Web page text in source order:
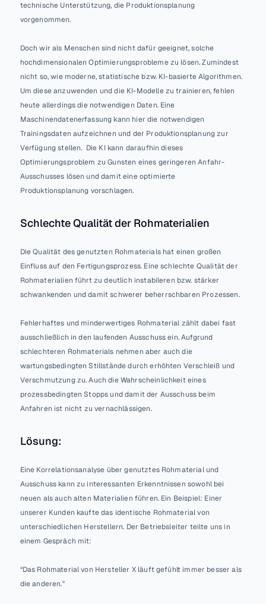
technische Unterstützung, die Produktionsplanung
vorgenommen.
Doch wir als Menschen sind nicht dafür geeignet, solche
hochdimensionalen Optimierungsprobleme zu lösen. Zumindest
nicht so, wie moderne, statistische bzw. KI-basierte Algorithmen.
Um diese anzuwenden und die KI-Modelle zu trainieren, fehlen
heute allerdings die notwendigen Daten. Eine
Maschinendatenerfassung kann hier die notwendigen
Trainingsdaten aufzeichnen und der Produktionsplanung zur
Verfügung stellen.  Die KI kann daraufhin dieses
Optimierungsproblem zu Gunsten eines geringeren Anfahr-
Ausschusses lösen und damit eine optimierte
Produktionsplanung vorschlagen.
Schlechte Qualität der Rohmaterialien
Die Qualität des genutzten Rohmaterials hat einen großen
Einfluss auf den Fertigungsprozess. Eine schlechte Qualität der
Rohmaterialien führt zu deutlich instabileren bzw. stärker
schwankenden und damit schwerer beherrschbaren Prozessen.
Fehlerhaftes und minderwertiges Rohmaterial zählt dabei fast
ausschließlich in den laufenden Ausschuss ein. Aufgrund
schlechteren Rohmaterials nehmen aber auch die
wartungsbedingten Stillstände durch erhöhten Verschleiß und
Verschmutzung zu. Auch die Wahrscheinlichkeit eines
prozessbedingten Stopps und damit der Ausschuss beim
Anfahren ist nicht zu vernachlässigen.
Lösung:
Eine Korrelationsanalyse über genutztes Rohmaterial und
Ausschuss kann zu interessanten Erkenntnissen sowohl bei
neuen als auch alten Materialien führen. Ein Beispiel: Einer
unserer Kunden kaufte das identische Rohmaterial von
unterschiedlichen Herstellern. Der Betriebsleiter teilte uns in
einem Gespräch mit:
“Das Rohmaterial von Hersteller X läuft gefühlt immer besser als
die anderen."